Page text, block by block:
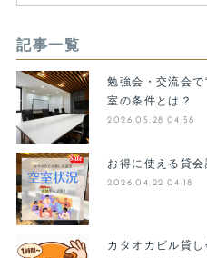
記事一覧
勉強会・交流会
室の条件とは？
2026.05.28 04:58
お得に使える貸
2026.04.22 04:18
カタオカビル貸